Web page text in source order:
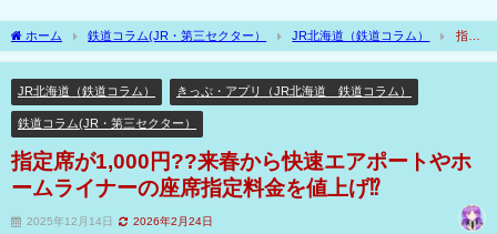
ホーム 鉄道コラム(JR・第三セクター） JR北海道（鉄道コラム）
指定
席が1,000円??来春から快速エアポートやホームライナーの座席指定料金を値上げ⁉
JR北海道（鉄道コラム） きっぷ・アプリ（JR北海道 鉄道コラム）
鉄道コラム(JR・第三セクター）
指定席が1,000円??来春から快速エアポートやホ
ームライナーの座席指定料金を値上げ⁉
2025年12月14日 2026年2月24日